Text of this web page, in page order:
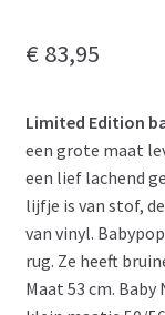
€ 83,95
Limited Edition
een grote maat
een lief lachend
lijfje is van stof,
van vinyl.
rug. Ze heeft
Maat 53 cm.